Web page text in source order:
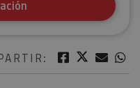
Facebook
Twitter